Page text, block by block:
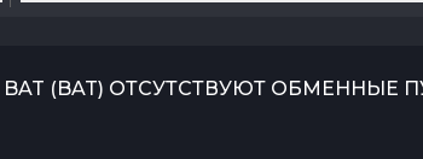
BAT (BAT) ОТСУТСТВУЮТ ОБМЕННЫЕ